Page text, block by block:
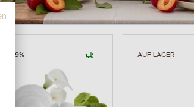
-19% AUF LAGER